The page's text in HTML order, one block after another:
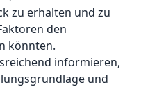
zu erhalten und zu
den
könnten.
informieren,
und